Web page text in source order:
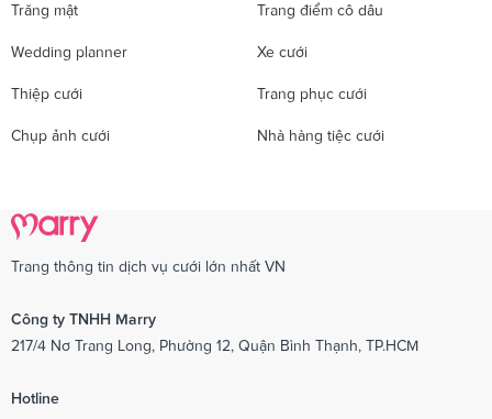
Trăng mật Trang điểm cô dâu
Wedding planner Xe cưới
Thiệp cưới Trang phục cưới
Chụp ảnh cưới Nhà hàng tiệc cưới
Trang thông tin dịch vụ cưới lớn nhất VN
Công ty TNHH Marry
217/4 Nơ Trang Long, Phường 12, Quận Bình Thạnh, TP.HCM
Hotline